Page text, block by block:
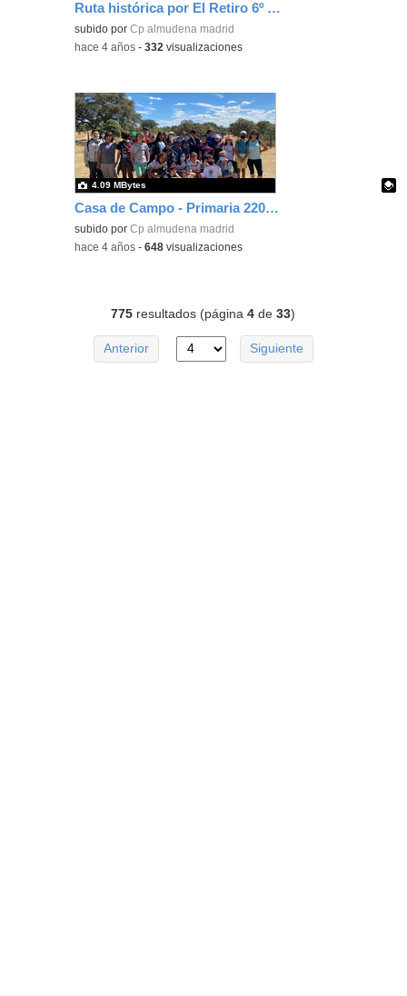
Ruta histórica por El Retiro 6º Ed. Primaria 3
Contenido educativo.
subido porCp almudena madrid
-hace 4 años -332 visualizaciones
Casa de Campo - Primaria 220622 2
Contenido educativo.
subido porCp almudena madrid
4.09 MBytes
-hace 4 años -648 visualizaciones
775 resultados (página4 de33)
Anterior Siguiente